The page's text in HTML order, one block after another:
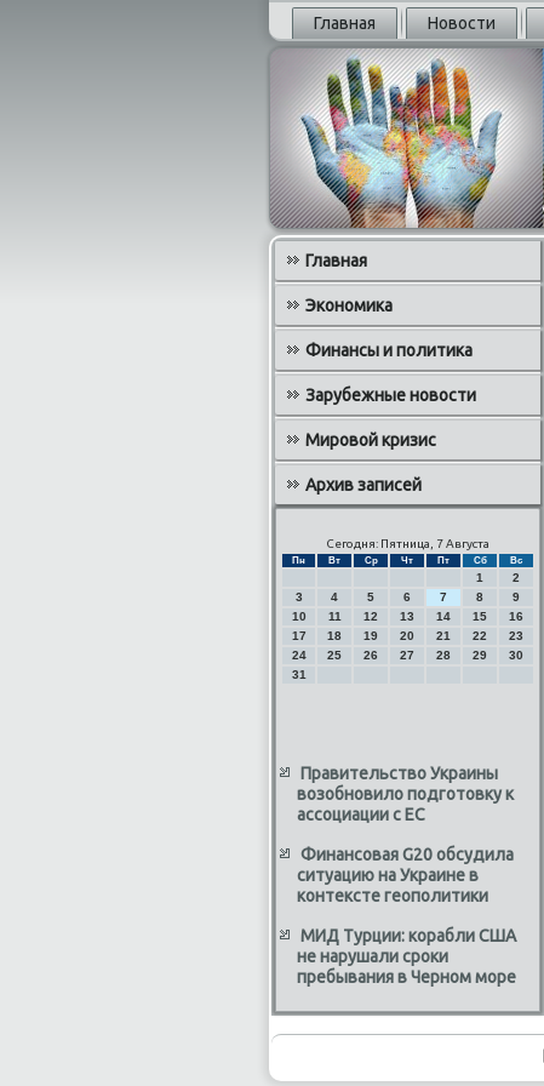
Главная Новости
Главная
Экономика
Финансы и политика
Зарубежные новости
Мировой кризис
Архив записей
Сегодня: Пятница, 7 Августа
Пн Вт Ср Чт Пт Сб Вс
1
2
3
4 5 6 7 8
9
10
11 12 13 14 15
16
17
18 19 20 21 22
23
24
25 26 27 28 29
30
31
Правительство Украины
возобновило подготовку к
ассоциации с ЕС
Финансовая G20 обсудила
ситуацию на Украине в
контексте геополитики
МИД Турции: корабли США
не нарушали сроки
пребывания в Черном море